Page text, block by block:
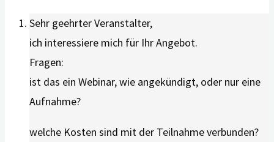
Sehr geehrter Veranstalter,
ich interessiere mich für Ihr Angebot.
Fragen:
ist das ein Webinar, wie angekündigt, oder nur eine
Aufnahme?
welche Kosten sind mit der Teilnahme verbunden?